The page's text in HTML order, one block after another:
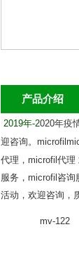
产品介绍
2019年-2020年疫
迎咨询。 microfil
代理， microfil 代理
服务， microfil 咨询
活动，欢迎咨询，
mv-122